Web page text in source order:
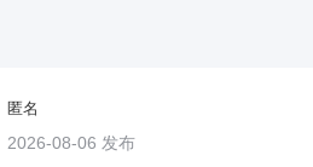
匿名
2026-08-06 发布